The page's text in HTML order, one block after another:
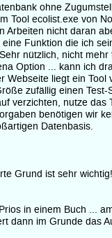
ohne
Tool ecolist.exe von
Arbeiten nicht daran
eine Funktion die ich
nützlich, nicht
Option ... kann ich
Webseite liegt ein
zufällig einen
verzichten, nutze das
benötigen wir
Datenbasis.
Grund ist sehr wichtig!
in einem Buch ...
dann im Grunde das